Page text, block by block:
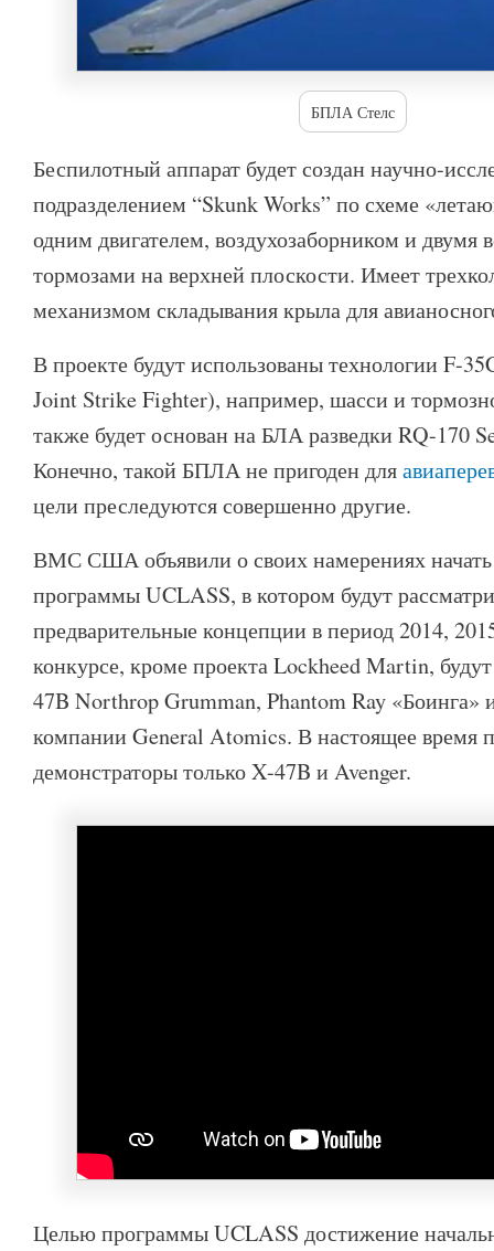
БПЛА Стелс
Беспилотный аппарат будет создан научно-
подразделением “Skunk Works” по схеме
одним двигателем, воздухозаборником и
тормозами на верхней плоскости. Имеет
механизмом складывания крыла для
В проекте будут использованы технологии F-
Joint Strike Fighter), например, шасси и
также будет основан на БЛА разведки RQ-
Конечно, такой БПЛА не пригоден для
цели преследуются совершенно другие.
ВМС США объявили о своих намерениях
программы UCLASS, в котором будут
предварительные концепции в период 2014,
конкурсе, кроме проекта Lockheed Martin,
47B Northrop Grumman, Phantom Ray «Боинга»
компании General Atomics. В настоящее время
демонстраторы только X-47B и Avenger.
Целью программы UCLASS достижение